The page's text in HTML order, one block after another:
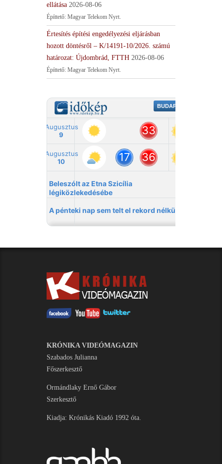
ellátása 2026-08-06
Építtető: Magyar Telekom Nyrt.
Értesítés építési engedélyezési eljárásban
hozott döntésről – K/14191-10/2026. számú
határozat: Újdombrád, FTTH 2026-08-06
Építtető: Magyar Telekom Nyrt.
KRÓNIKA VIDEÓMAGAZIN
Szabados Julianna
Főszerkesztő
Ormándlaky Ernő Gábor
Szerkesztő
Kiadja: Krónikás Kiadó 1992 óta.